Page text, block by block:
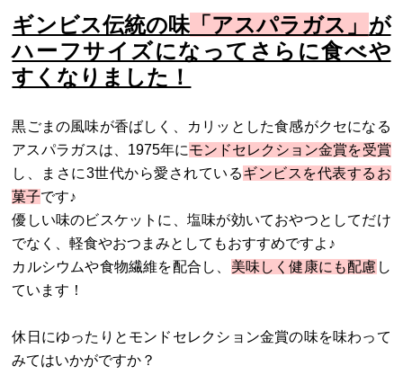
ギンビス伝統の味 「アスパラガス」 が
ハーフサイズになってさらに食べや
すくなりました！
黒ごまの風味が香ばしく、カリッとした食感がクセになる
アスパラガスは、1975年にモンドセレクション金賞を受賞
し、まさに3世代から愛されているギンビスを代表するお
菓子です♪
優しい味のビスケットに、塩味が効いておやつとしてだけ
でなく、軽食やおつまみとしてもおすすめですよ♪
カルシウムや食物繊維を配合し、 美味しく健康にも配慮 し
ています！
休日にゆったりとモンドセレクション金賞の味を味わって
みてはいかがですか？